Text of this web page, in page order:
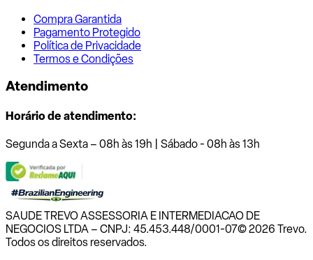
Compra Garantida
Pagamento Protegido
Política de Privacidade
Termos e Condições
Atendimento
Horário de atendimento:
Segunda a Sexta – 08h às 19h | Sábado - 08h às 13h
SAUDE TREVO ASSESSORIA E INTERMEDIACAO DE
NEGOCIOS LTDA – CNPJ: 45.453.448/0001-07© 2026 Trevo.
Todos os direitos reservados.